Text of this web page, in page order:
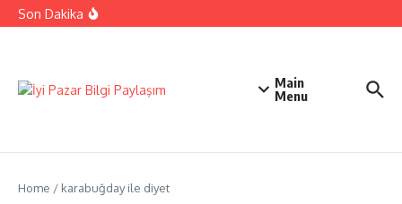
İçeriğe atla
Son Dakika
gry
Main
Menu
Home / karabuğday ile diyet